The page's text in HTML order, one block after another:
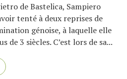
de Bastelica, Sampiero
tenté à deux reprises de
génoise, à laquelle elle
de 3 siècles. C’est lors de sa...